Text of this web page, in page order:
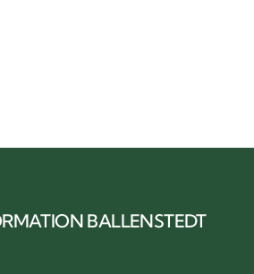
BALLENSTEDT